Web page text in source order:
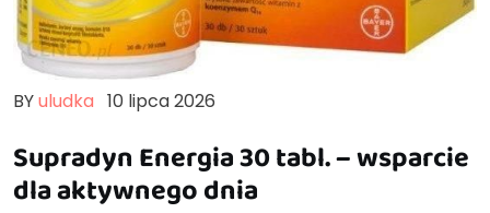
BYuludka 10 lipca 2026
Supradyn Energia 30 tabl. – wsparcie
dla aktywnego dnia